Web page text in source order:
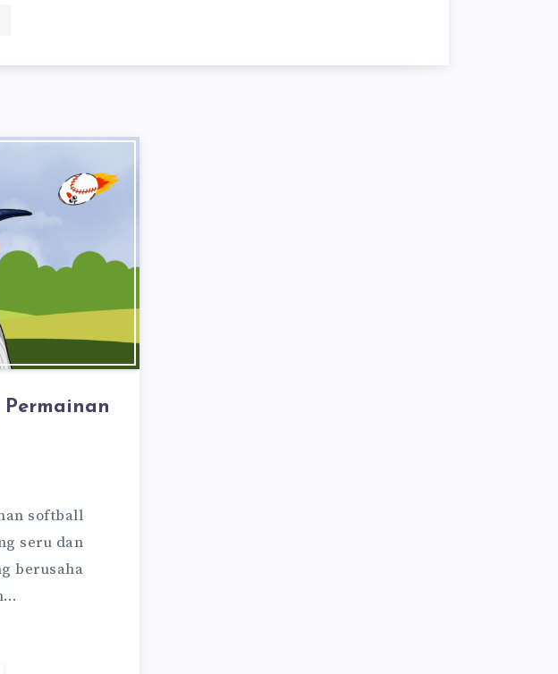
softball
seru dan
berusaha